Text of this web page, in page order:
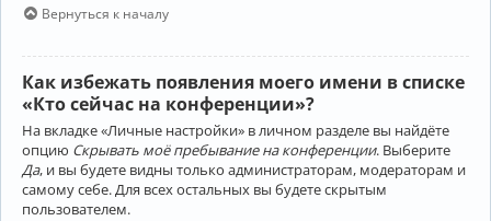
Вернуться к началу
Как избежать появления моего имени в списке
«Кто сейчас на конференции»?
На вкладке «Личные настройки» в личном разделе вы найдёте
опцию Скрывать моё пребывание на конференции. Выберите
Да, и вы будете видны только администраторам, модераторам и
самому себе. Для всех остальных вы будете скрытым
пользователем.